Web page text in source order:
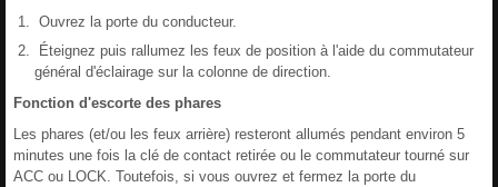
Ouvrez la porte du conducteur.
Éteignez puis rallumez les feux de position à l'aide du commutateur
général d'éclairage sur la colonne de direction.
Fonction d'escorte des phares
Les phares (et/ou les feux arrière) resteront allumés pendant environ 5
minutes une fois la clé de contact retirée ou le commutateur tourné sur
ACC ou LOCK. Toutefois, si vous ouvrez et fermez la porte du